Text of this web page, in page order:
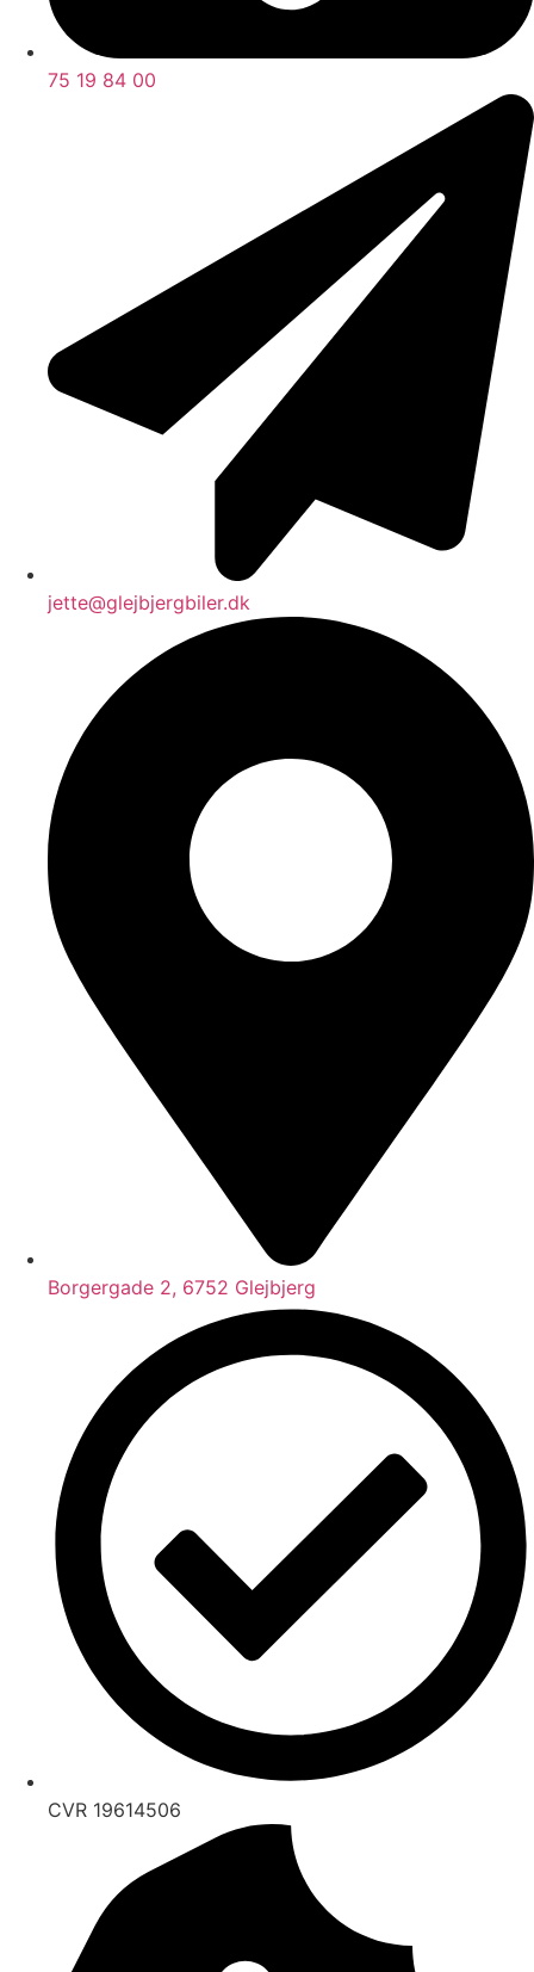
75 19 84 00
jette@glejbjergbiler.dk
Borgergade 2, 6752 Glejbjerg
CVR 19614506